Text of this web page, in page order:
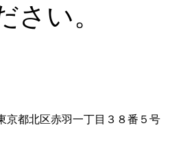
さい。
京都北区赤羽一丁目３８番５号